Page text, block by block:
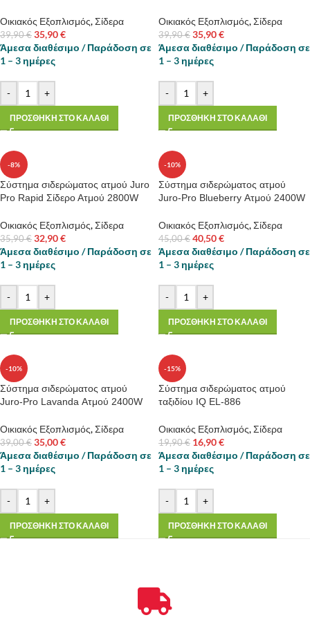
Οικιακός Εξοπλισμός,Σίδερα
39,90€ 35,90€
Άμεσα διαθέσιμο / Παράδοση σε
1 – 3 ημέρες
- +
ΠΡΟΣΘΗΚΗ ΣΤΟ ΚΑΛΑΘΙ
Οικιακός Εξοπλισμός,Σίδερα
39,90€ 35,90€
Άμεσα διαθέσιμο / Παράδοση σε
1 – 3 ημέρες
- +
ΠΡΟΣΘΗΚΗ ΣΤΟ ΚΑΛΑΘΙ
-8%
Σύστημα σιδερώματος ατμού Juro
Pro Rapid Σίδερο Ατμού 2800W
Οικιακός Εξοπλισμός,Σίδερα
35,90€ 32,90€
Άμεσα διαθέσιμο / Παράδοση σε
1 – 3 ημέρες
- +
ΠΡΟΣΘΗΚΗ ΣΤΟ ΚΑΛΑΘΙ
-10%
Σύστημα σιδερώματος ατμού
Juro-Pro Blueberry Ατμού 2400W
Οικιακός Εξοπλισμός,Σίδερα
45,00€ 40,50€
Άμεσα διαθέσιμο / Παράδοση σε
1 – 3 ημέρες
- +
ΠΡΟΣΘΗΚΗ ΣΤΟ ΚΑΛΑΘΙ
-10%
Σύστημα σιδερώματος ατμού
Juro-Pro Lavanda Ατμού 2400W
Οικιακός Εξοπλισμός,Σίδερα
39,00€ 35,00€
Άμεσα διαθέσιμο / Παράδοση σε
1 – 3 ημέρες
- +
ΠΡΟΣΘΗΚΗ ΣΤΟ ΚΑΛΑΘΙ
-15%
Σύστημα σιδερώματος ατμού
ταξιδίου IQ EL-886
Οικιακός Εξοπλισμός,Σίδερα
19,90€ 16,90€
Άμεσα διαθέσιμο / Παράδοση σε
1 – 3 ημέρες
- +
ΠΡΟΣΘΗΚΗ ΣΤΟ ΚΑΛΑΘΙ